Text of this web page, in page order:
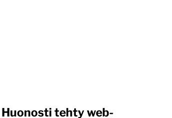
Huonosti tehty web-